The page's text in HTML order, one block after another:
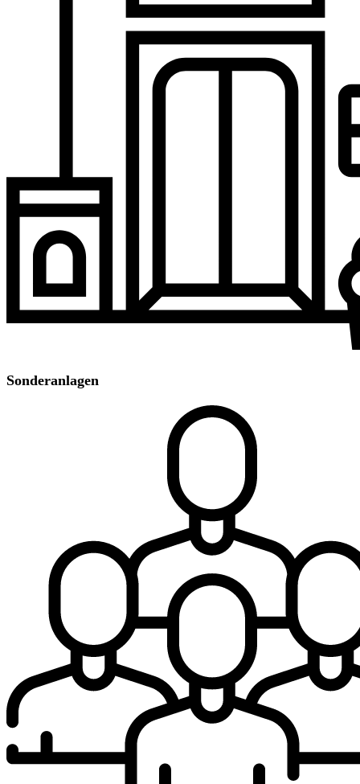
Sonderanlagen